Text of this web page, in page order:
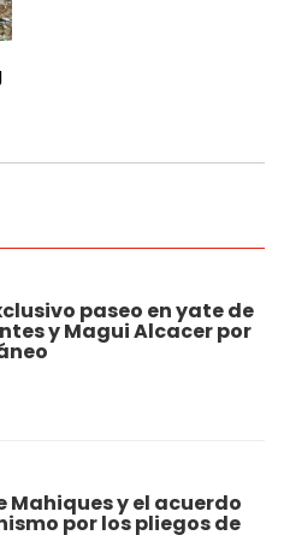
paseo en yate de
y Magui Alcacer por
Mahiques y el acuerdo
por los pliegos de